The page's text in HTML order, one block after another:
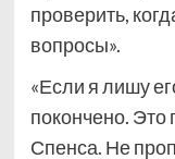
проверить,
вопросы».
«Если я лишу
покончено.
Спенса. Не